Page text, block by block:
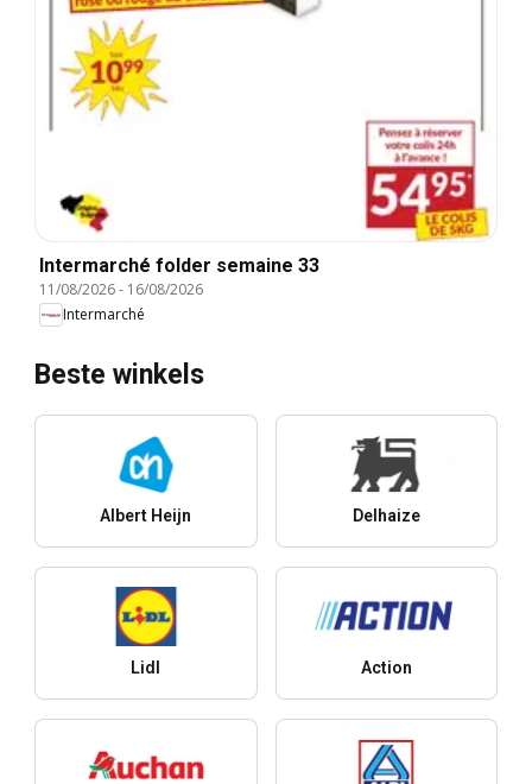
Intermarché folder semaine 33
11/08/2026- 16/08/2026
Intermarché
Beste winkels
Albert Heijn Delhaize
Lidl Action